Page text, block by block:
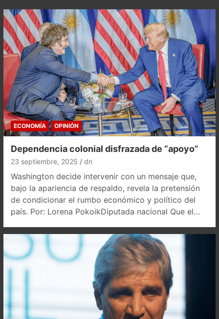
ECONOMÍA OPINIÓN
Dependencia colonial disfrazada de “apoyo”
23 septiembre, 2025 dn
Washington decide intervenir con un mensaje que,
bajo la apariencia de respaldo, revela la pretensión
de condicionar el rumbo económico y político del
país. Por: Lorena PokoikDiputada nacional Que el…